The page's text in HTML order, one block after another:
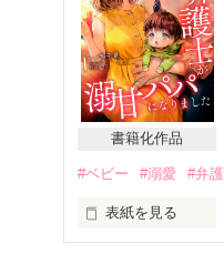
2022/10/09　短編
X'mas Presentが
させていただきま
そして加筆しまし
そんなある日、
「俺は男だぞ。わ
「そっちこそ、
同じベッドで寝て
「お前は成長して
書籍化作品
#ベビー #溺愛 #弁
表紙を見る